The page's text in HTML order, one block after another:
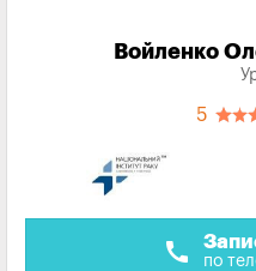
Войленко
5
call по